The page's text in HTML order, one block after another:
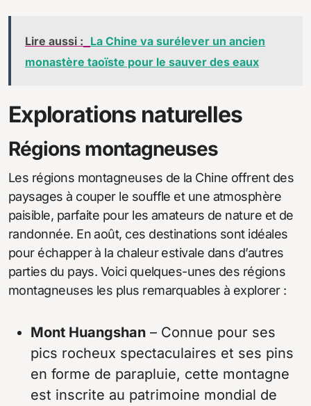
Lire aussi : La Chine va surélever un ancien
monastère taoïste pour le sauver des eaux
Explorations naturelles
Régions montagneuses
Les régions montagneuses de la Chine offrent des
paysages à couper le souffle et une atmosphère
paisible, parfaite pour les amateurs de nature et de
randonnée. En août, ces destinations sont idéales
pour échapper à la chaleur estivale dans d’autres
parties du pays. Voici quelques-unes des régions
montagneuses les plus remarquables à explorer :
Mont Huangshan – Connue pour ses
pics rocheux spectaculaires et ses pins
en forme de parapluie, cette montagne
est inscrite au patrimoine mondial de